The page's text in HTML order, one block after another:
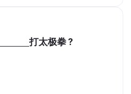
打太极拳？